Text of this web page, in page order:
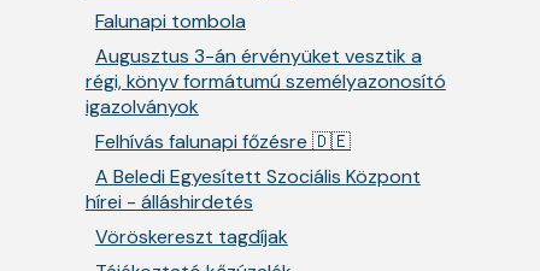
Falunapi tombola
Augusztus 3-án érvényüket vesztik a
régi, könyv formátumú személyazonosító
igazolványok
Felhívás falunapi főzésre 🇩🇪
A Beledi Egyesített Szociális Központ
hírei - álláshirdetés
Vöröskereszt tagdíjak